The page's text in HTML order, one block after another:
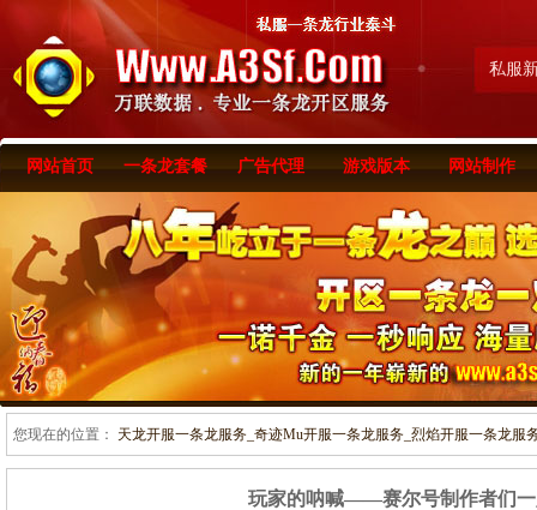
私服
网站首页 一条龙套餐 广告代理 游戏版本 网站制作
您现在的位置： 天龙开服一条龙服务_奇迹Mu开服一条龙服务_烈焰开服一条龙服
玩家的呐喊——赛尔号制作者们一